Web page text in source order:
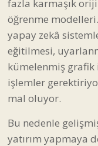
fazla karmaşık
öğrenme
yapay zekâ
eğitilmesi,
kümelenmiş
işlemler
mal oluyor.
Bu nedenle
yatırım yapmaya